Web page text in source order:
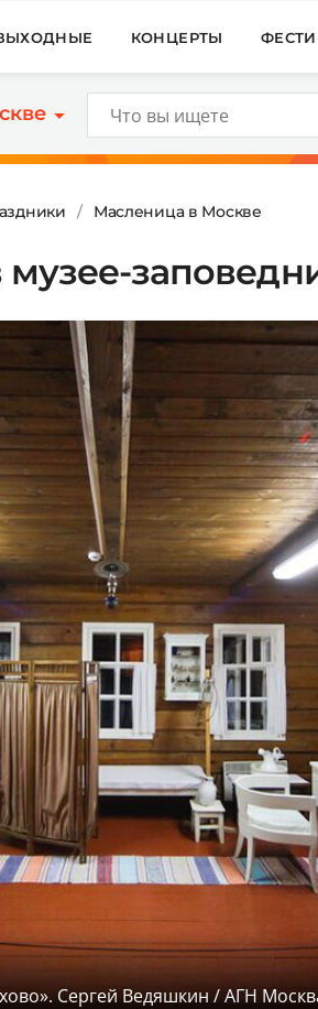
КОНЦЕРТЫ
Масленица в Москве
Сергей Ведяшкин / АГН